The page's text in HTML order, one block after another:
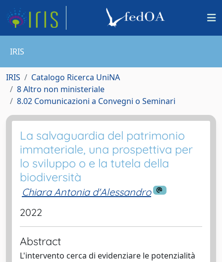
IRIS
IRIS
Catalogo Ricerca UniNA
8 Altro non ministeriale
8.02 Comunicazioni a Convegni o Seminari
La salvaguardia del patrimonio
immateriale, una prospettiva per
lo sviluppo o e la tutela della
biodiversità
Chiara Antonia d'Alessandro
2022
Abstract
L'intervento cerca di evidenziare le potenzialità